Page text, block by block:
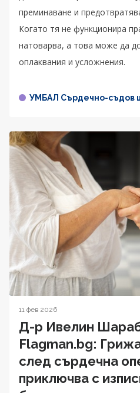
преминаване и
Когато тя не функционира
натоварва, а това може да
оплаквания и усложнения.
УМБАЛ Сърдечно-съдов
11 фев 2026
Д-р Ивелин
Flagman.bg:
след сърдечна
приключва с